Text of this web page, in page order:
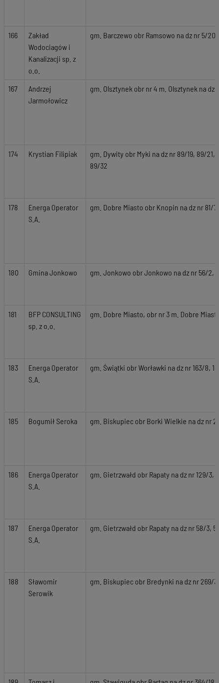
166
Zakład
Wodociagów i
Kanalizacji sp. z
o.o.
gm. Barczewo obr Ramsowo na dz nr 5/20,
167
Andrzej
Jarmołowicz
gm. Olsztynek obr nr 4 m. Olsztynek na dz
174 Krystian Filipiak
gm. Dywity obr Myki na dz nr 89/19, 89/
89/32
178
Energa Operator
S.A.
gm. Dobre Miasto obr Knopin na dz nr 81/
180 Gmina Jonkowo gm. Jonkowo obr Jonkowo na dz nr 56/2,
181
BFP CONSULTING
sp. z o.o.
gm. Dobre Miasto, obr nr 3 m. Dobre
183
Energa Operator
S.A.
gm. Świątki obr Worławki na dz nr 163/8,
185 Bogumił Seroka gm. Biskupiec obr Borki Wielkie na dz nr
186
Energa Operator
S.A.
gm. Gietrzwałd obr Rapaty na dz nr 129/3,
187
Energa Operator
S.A.
gm. Gietrzwałd obr Rapaty na dz nr 58/3, 51
188
Sławomir
Serowik
gm. Biskupiec obr Bredynki na dz nr 269/3